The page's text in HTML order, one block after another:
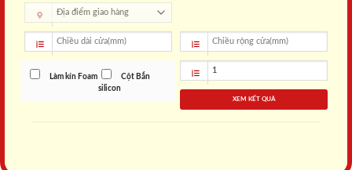
Làm kín Foam
Cột Bắn
silicon
XEM KẾT QUẢ